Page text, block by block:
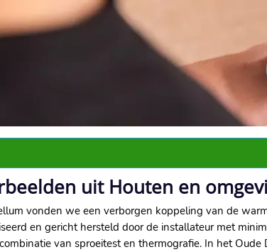
uit Houten en
vonden we een verborgen koppeling van de
en gericht hersteld door de installateur met
van sproeitest en thermografie. In het